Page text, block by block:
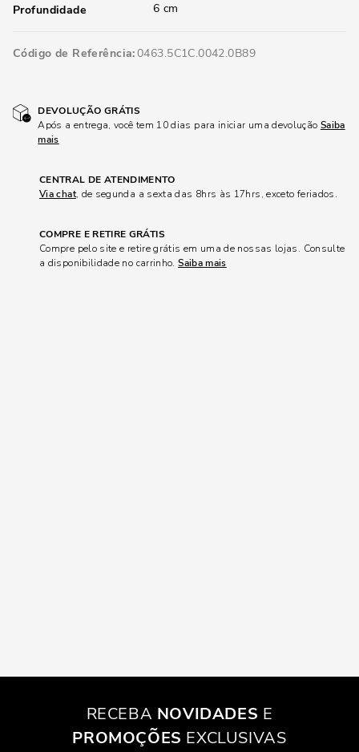
Profundidade 6 cm
Código de Referência 0463.5C1C.0042.0B89
DEVOLUÇÃO GRÁTIS
Após a entrega, você tem 10 dias para iniciar uma devolução Saiba
mais
CENTRAL DE ATENDIMENTO
Via chat, de segunda a sexta das 8hrs às 17hrs, exceto feriados.
COMPRE E RETIRE GRÁTIS
Compre pelo site e retire grátis em uma de nossas lojas. Consulte
a disponibilidade no carrinho.Saiba mais
RECEBA NOVIDADES E
PROMOÇÕES EXCLUSIVAS